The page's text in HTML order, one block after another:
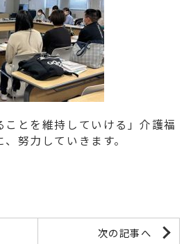
ことを維持していける」介護福
努力していきます。
次の記事へ